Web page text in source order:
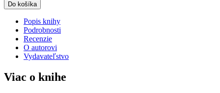
Do košíka
Popis knihy
Podrobnosti
Recenzie
O autorovi
Vydavateľstvo
Viac o knihe